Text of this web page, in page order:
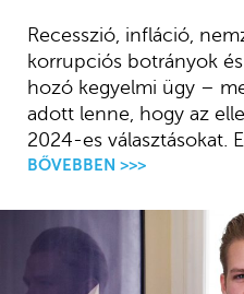
Recesszió, infláció,
korrupciós botrányok
hozó kegyelmi ügy –
adott lenne, hogy az
2024-es választásokat.
BŐVEBBEN >>>